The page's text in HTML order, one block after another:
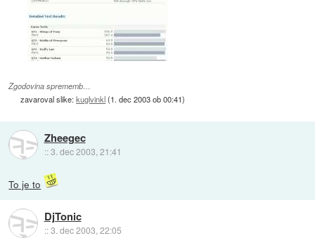
Zgodovina sprememb…
zavaroval slike:kuglvinkl(1. dec 2003 ob 00:41)
Zheegec
::3. dec 2003, 21:41
To je to
DjTonic
::3. dec 2003, 22:05